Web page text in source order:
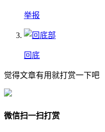
举报
回底
觉得文章有用就打赏一下吧
微信扫一扫打赏